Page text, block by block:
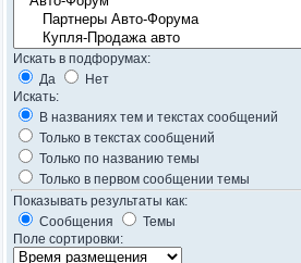
Искать в подфорумах:
Да
Нет
Искать:
В названиях тем и текстах сообщений
Только в текстах сообщений
Только по названию темы
Только в первом сообщении темы
Показывать результаты как:
Сообщения
Темы
Поле сортировки: